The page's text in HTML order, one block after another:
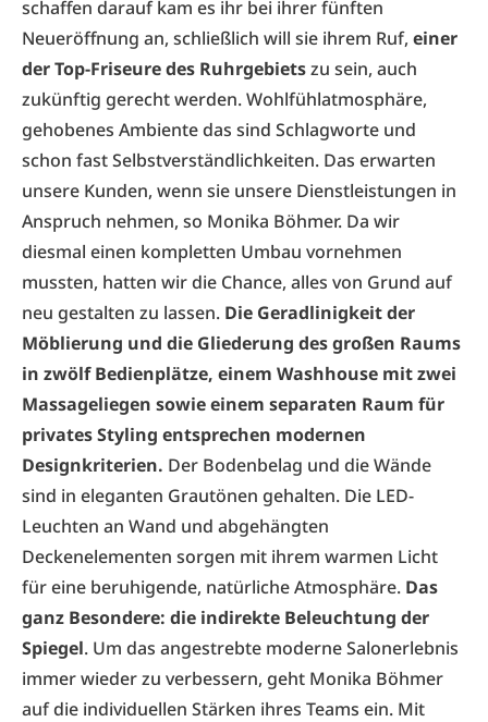
schaffen darauf kam es ihr bei ihrer fünften
Neueröffnung an, schließlich will sie ihrem Ruf, einer
der Top-Friseure des Ruhr­gebietszu sein, auch
zukünftig gerecht werden. Wohlfühlatmosphäre,
gehobenes Ambiente das sind Schlagworte und
schon fast Selbstverständlichkeiten. Das erwarten
unsere Kunden, wenn sie unsere Dienstleistungen in
Anspruch nehmen, so Monika Böhmer. Da wir
diesmal einen kompletten Umbau vornehmen
mussten, hatten wir die Chance, alles von Grund auf
neu gestalten zu lassen. Die Geradlinigkeit der
Möblierung und die Gliederung des großen Raums
in zwölf Bedienplätze, einem Wash­house mit zwei
Massageliegen sowie einem separaten Raum für
privates Styling entsprechen ­modernen
Designkriterien. Der Bodenbelag und die Wände
sind in eleganten Grautönen gehalten. Die LED-
Leuchten an Wand und abgehängten
Deckenelementen sorgen mit ihrem warmen Licht
für eine beruhigende, natürliche Atmo­sphäre. Das
ganz Besondere: die indirekte Beleuchtung der
Spiegel. Um das angestrebte moderne Salonerlebnis
immer wieder zu verbessern, geht Monika Böhmer
auf die individuellen Stärken ihres Teams ein. Mit